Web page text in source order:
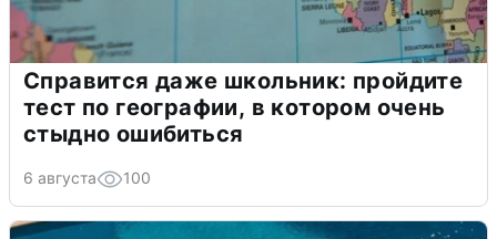
Справится даже школьник: пройдите
тест по географии, в котором очень
стыдно ошибиться
6 августа 100